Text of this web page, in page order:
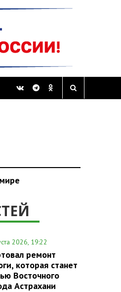
2026, 19:22
ремонт
которая станет
Восточного
Астрахани